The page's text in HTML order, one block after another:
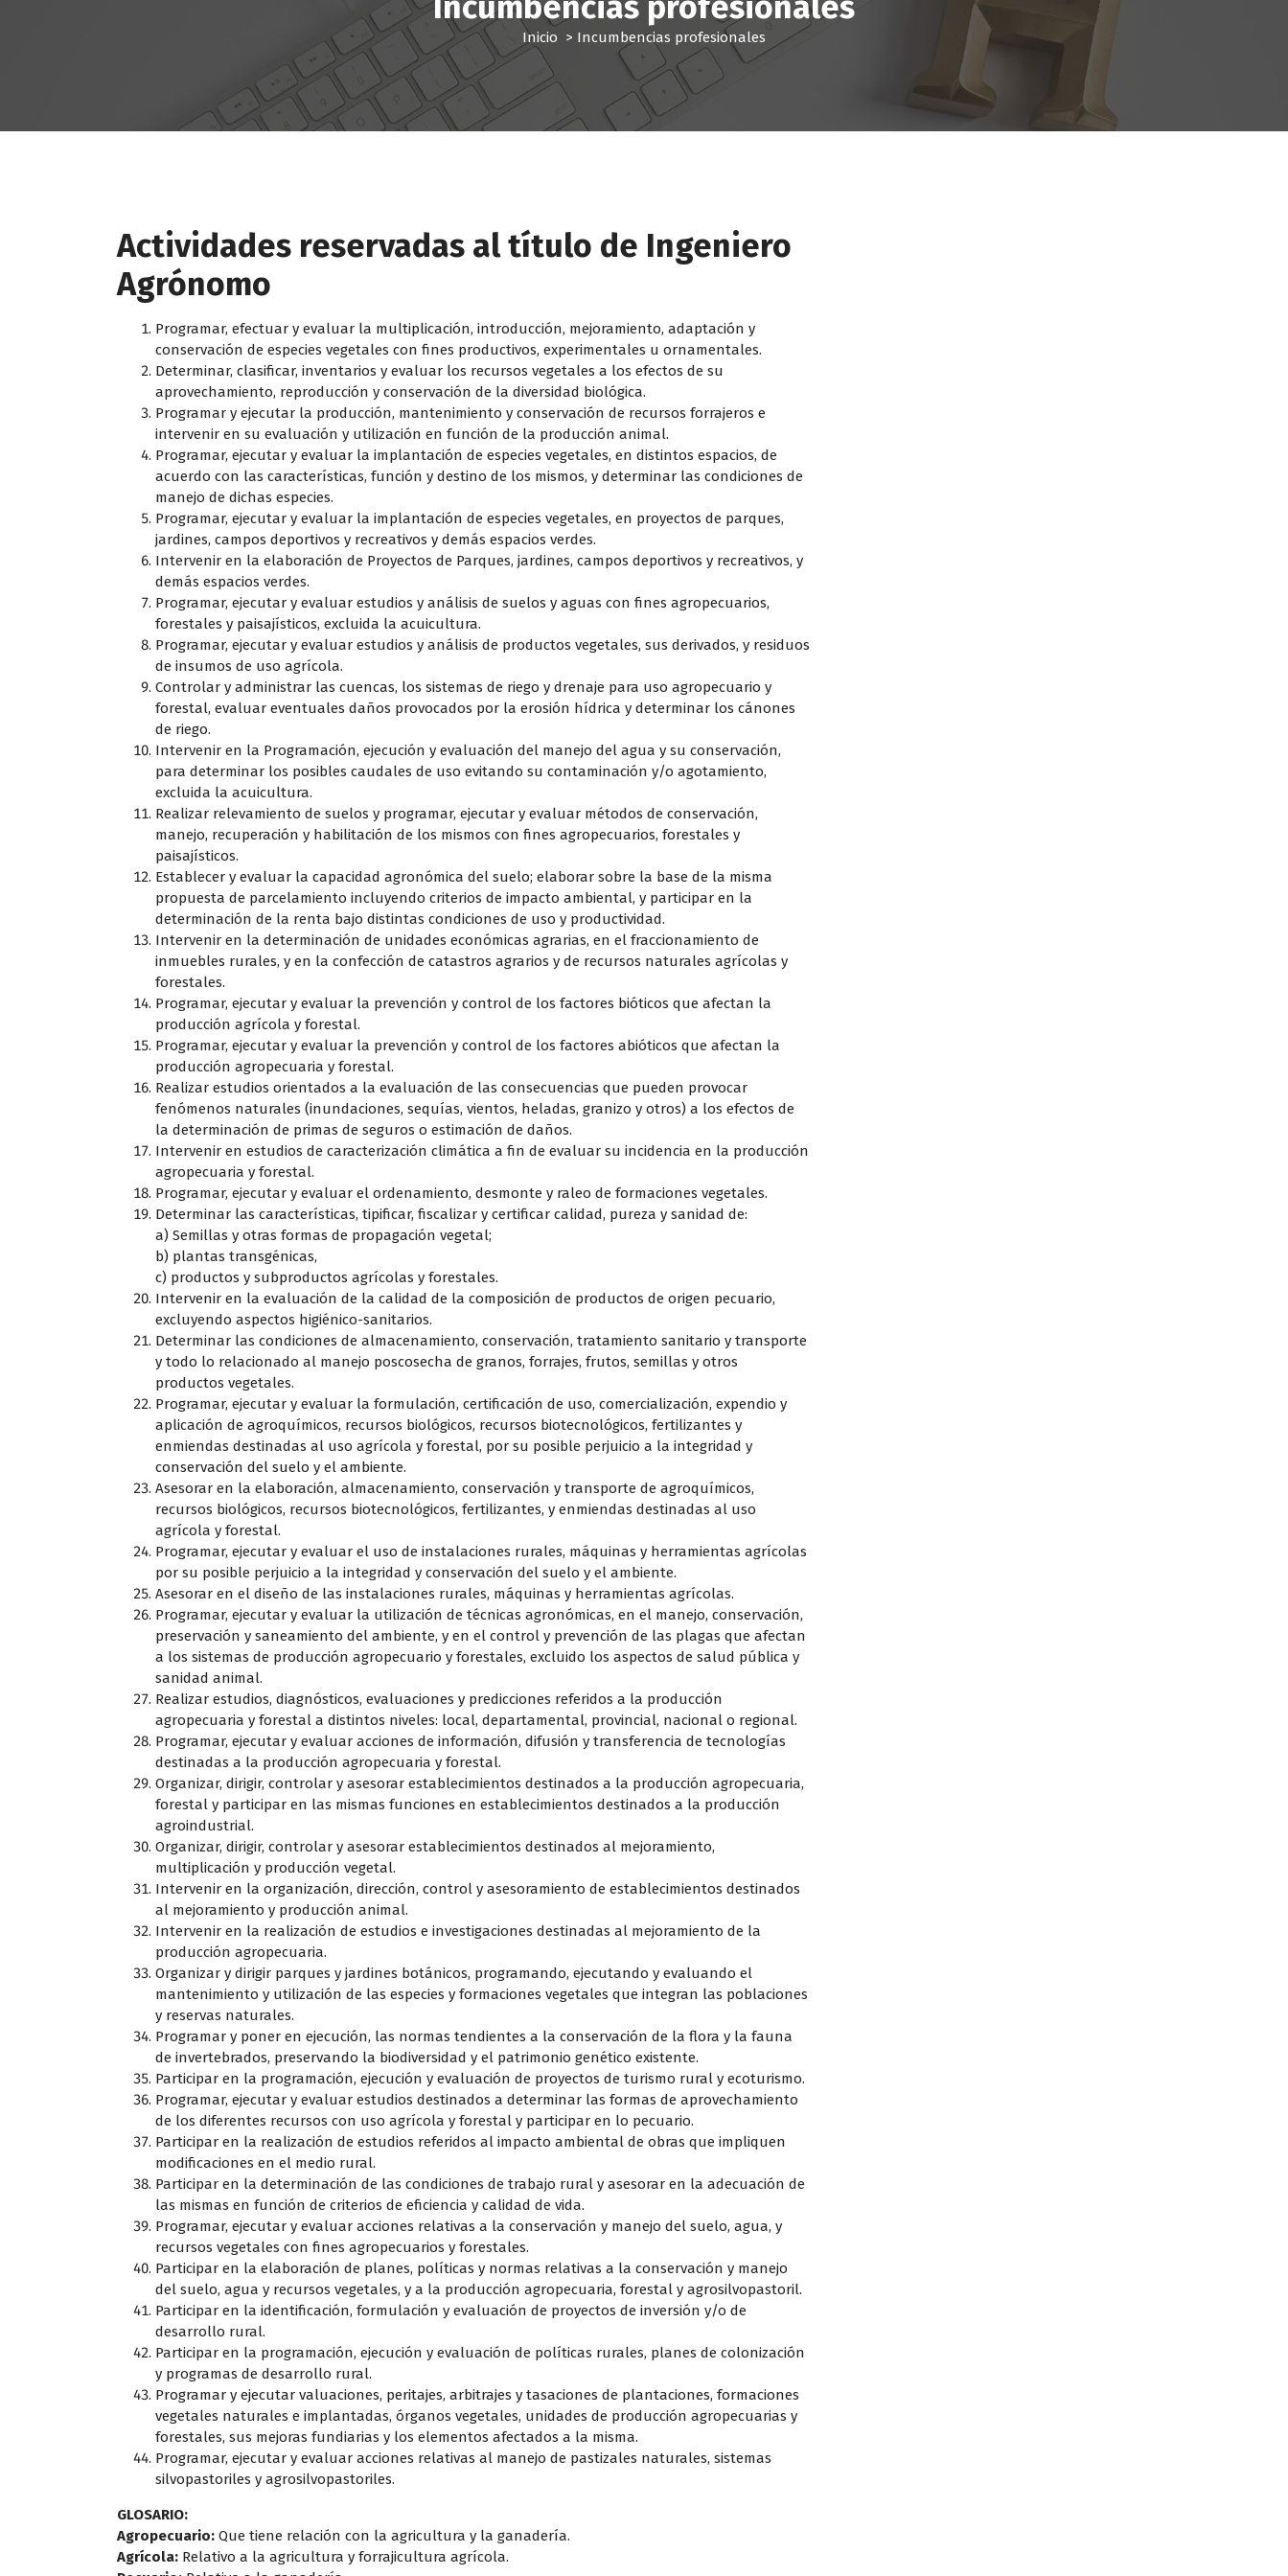
Inicio > Incumbencias profesionales
Actividades reservadas al título de Ingeniero
Agrónomo
Programar, efectuar y evaluar la multiplicación, introducción, mejoramiento, adaptación y
conservación de especies vegetales con fines productivos, experimentales u ornamentales.
Determinar, clasificar, inventarios y evaluar los recursos vegetales a los efectos de su
aprovechamiento, reproducción y conservación de la diversidad biológica.
Programar y ejecutar la producción, mantenimiento y conservación de recursos forrajeros e
intervenir en su evaluación y utilización en función de la producción animal.
Programar, ejecutar y evaluar la implantación de especies vegetales, en distintos espacios, de
acuerdo con las características, función y destino de los mismos, y determinar las condiciones de
manejo de dichas especies.
Programar, ejecutar y evaluar la implantación de especies vegetales, en proyectos de parques,
jardines, campos deportivos y recreativos y demás espacios verdes.
Intervenir en la elaboración de Proyectos de Parques, jardines, campos deportivos y recreativos, y
demás espacios verdes.
Programar, ejecutar y evaluar estudios y análisis de suelos y aguas con fines agropecuarios,
forestales y paisajísticos, excluida la acuicultura.
Programar, ejecutar y evaluar estudios y análisis de productos vegetales, sus derivados, y residuos
de insumos de uso agrícola.
Controlar y administrar las cuencas, los sistemas de riego y drenaje para uso agropecuario y
forestal, evaluar eventuales daños provocados por la erosión hídrica y determinar los cánones
de riego.
Intervenir en la Programación, ejecución y evaluación del manejo del agua y su conservación,
para determinar los posibles caudales de uso evitando su contaminación y/o agotamiento,
excluida la acuicultura.
Realizar relevamiento de suelos y programar, ejecutar y evaluar métodos de conservación,
manejo, recuperación y habilitación de los mismos con fines agropecuarios, forestales y
paisajísticos.
Establecer y evaluar la capacidad agronómica del suelo; elaborar sobre la base de la misma
propuesta de parcelamiento incluyendo criterios de impacto ambiental, y participar en la
determinación de la renta bajo distintas condiciones de uso y productividad.
Intervenir en la determinación de unidades económicas agrarias, en el fraccionamiento de
inmuebles rurales, y en la confección de catastros agrarios y de recursos naturales agrícolas y
forestales.
Programar, ejecutar y evaluar la prevención y control de los factores bióticos que afectan la
producción agrícola y forestal.
Programar, ejecutar y evaluar la prevención y control de los factores abióticos que afectan la
producción agropecuaria y forestal.
Realizar estudios orientados a la evaluación de las consecuencias que pueden provocar
fenómenos naturales (inundaciones, sequías, vientos, heladas, granizo y otros) a los efectos de
la determinación de primas de seguros o estimación de daños.
Intervenir en estudios de caracterización climática a fin de evaluar su incidencia en la producción
agropecuaria y forestal.
Programar, ejecutar y evaluar el ordenamiento, desmonte y raleo de formaciones vegetales.
Determinar las características, tipificar, fiscalizar y certificar calidad, pureza y sanidad de:
a) Semillas y otras formas de propagación vegetal;
b) plantas transgénicas,
c) productos y subproductos agrícolas y forestales.
Intervenir en la evaluación de la calidad de la composición de productos de origen pecuario,
excluyendo aspectos higiénico-sanitarios.
Determinar las condiciones de almacenamiento, conservación, tratamiento sanitario y transporte
y todo lo relacionado al manejo poscosecha de granos, forrajes, frutos, semillas y otros
productos vegetales.
Programar, ejecutar y evaluar la formulación, certificación de uso, comercialización, expendio y
aplicación de agroquímicos, recursos biológicos, recursos biotecnológicos, fertilizantes y
enmiendas destinadas al uso agrícola y forestal, por su posible perjuicio a la integridad y
conservación del suelo y el ambiente.
Asesorar en la elaboración, almacenamiento, conservación y transporte de agroquímicos,
recursos biológicos, recursos biotecnológicos, fertilizantes, y enmiendas destinadas al uso
agrícola y forestal.
Programar, ejecutar y evaluar el uso de instalaciones rurales, máquinas y herramientas agrícolas
por su posible perjuicio a la integridad y conservación del suelo y el ambiente.
Asesorar en el diseño de las instalaciones rurales, máquinas y herramientas agrícolas.
Programar, ejecutar y evaluar la utilización de técnicas agronómicas, en el manejo, conservación,
preservación y saneamiento del ambiente, y en el control y prevención de las plagas que afectan
a los sistemas de producción agropecuario y forestales, excluido los aspectos de salud pública y
sanidad animal.
Realizar estudios, diagnósticos, evaluaciones y predicciones referidos a la producción
agropecuaria y forestal a distintos niveles: local, departamental, provincial, nacional o regional.
Programar, ejecutar y evaluar acciones de información, difusión y transferencia de tecnologías
destinadas a la producción agropecuaria y forestal.
Organizar, dirigir, controlar y asesorar establecimientos destinados a la producción agropecuaria,
forestal y participar en las mismas funciones en establecimientos destinados a la producción
agroindustrial.
Organizar, dirigir, controlar y asesorar establecimientos destinados al mejoramiento,
multiplicación y producción vegetal.
Intervenir en la organización, dirección, control y asesoramiento de establecimientos destinados
al mejoramiento y producción animal.
Intervenir en la realización de estudios e investigaciones destinadas al mejoramiento de la
producción agropecuaria.
Organizar y dirigir parques y jardines botánicos, programando, ejecutando y evaluando el
mantenimiento y utilización de las especies y formaciones vegetales que integran las poblaciones
y reservas naturales.
Programar y poner en ejecución, las normas tendientes a la conservación de la flora y la fauna
de invertebrados, preservando la biodiversidad y el patrimonio genético existente.
Participar en la programación, ejecución y evaluación de proyectos de turismo rural y ecoturismo.
Programar, ejecutar y evaluar estudios destinados a determinar las formas de aprovechamiento
de los diferentes recursos con uso agrícola y forestal y participar en lo pecuario.
Participar en la realización de estudios referidos al impacto ambiental de obras que impliquen
modificaciones en el medio rural.
Participar en la determinación de las condiciones de trabajo rural y asesorar en la adecuación de
las mismas en función de criterios de eficiencia y calidad de vida.
Programar, ejecutar y evaluar acciones relativas a la conservación y manejo del suelo, agua, y
recursos vegetales con fines agropecuarios y forestales.
Participar en la elaboración de planes, políticas y normas relativas a la conservación y manejo
del suelo, agua y recursos vegetales, y a la producción agropecuaria, forestal y agrosilvopastoril.
Participar en la identificación, formulación y evaluación de proyectos de inversión y/o de
desarrollo rural.
Participar en la programación, ejecución y evaluación de políticas rurales, planes de colonización
y programas de desarrollo rural.
Programar y ejecutar valuaciones, peritajes, arbitrajes y tasaciones de plantaciones, formaciones
vegetales naturales e implantadas, órganos vegetales, unidades de producción agropecuarias y
forestales, sus mejoras fundiarias y los elementos afectados a la misma.
Programar, ejecutar y evaluar acciones relativas al manejo de pastizales naturales, sistemas
silvopastoriles y agrosilvopastoriles.
GLOSARIO:
Agropecuario: Que tiene relación con la agricultura y la ganadería.
Agrícola: Relativo a la agricultura y forrajicultura agrícola.